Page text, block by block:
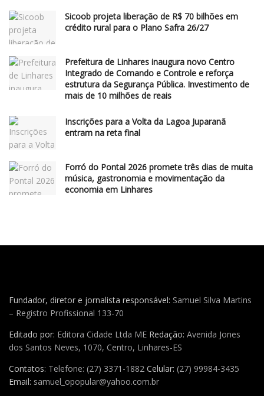
Sicoob projeta liberação de R$ 70 bilhões em
crédito rural para o Plano Safra 26/27
Prefeitura de Linhares inaugura novo Centro
Integrado de Comando e Controle e reforça
estrutura da Segurança Pública. Investimento de
mais de 10 milhões de reais
Inscrições para a Volta da Lagoa Juparanã
entram na reta final
Forró do Pontal 2026 promete três dias de muita
música, gastronomia e movimentação da
economia em Linhares
Fundador, diretor e jornalista responsável: Samuel Silva Martins
– Registro Profissional 133-70
Editado por: Editora Cidade Ltda ME Redação: Avenida Jones
dos Santos Neves, 1070, Centro, Linhares-ES
Contatos: Telefone: (27) 3371-1882 Celular: (27) 99984-3435
Email: samuel_opopular@yahoo.com.br